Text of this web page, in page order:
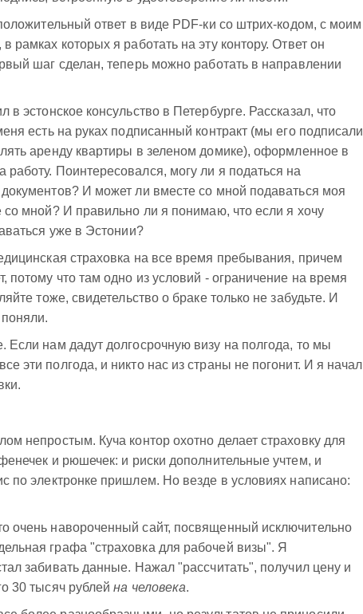
ответ в виде PDF-ки со штрих-кодом, с моим
которых я работать на эту контору. Ответ он
шаг сделан, теперь можно работать в направлении
эстонское консульство в Петербурге. Рассказал, что
есть на руках подписанный контракт (мы его подписали
аренду квартиры в зеленом домике), оформленное в
Поинтересовался, могу ли я податься на
И может ли вместе со мной подаваться моя
со мной? И правильно ли я понимаю, что если я хочу
уже в Эстонии?
страховка на все время пребывания, причем
потому что там одно из условий - ограничение на время
тоже, свидетельство о браке только не забудьте. И
нам дадут долгосрочную визу на полгода, то мы
эти полгода, и никто нас из страны не погонит. И я начал
непростым. Куча контор охотно делает страховку для
и рюшечек: и риски дополнительные учтем, и
по электронке пришлем. Но везде в условиях написано:
очень навороченный сайт, посвященный исключительно
графа "страховка для рабочей визы". Я
забивать данные. Нажал "рассчитать", получил цену и
30 тысяч рублейна человека.